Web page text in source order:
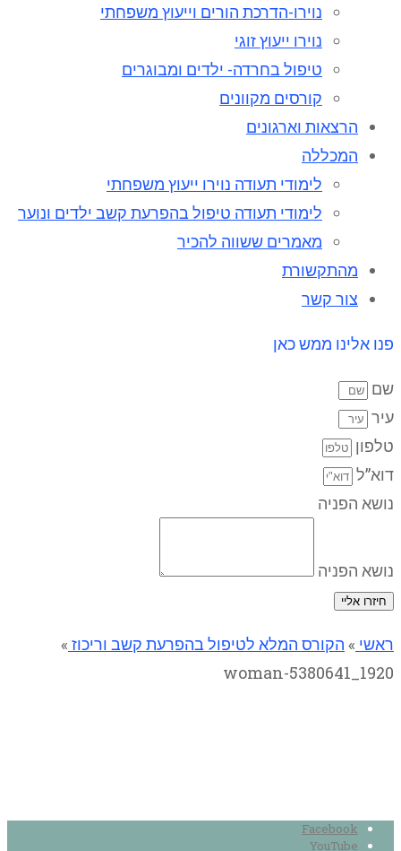
נוירו-הדרכת הורים וייעוץ משפחתי
נוירו ייעוץ זוגי
טיפול בחרדה- ילדים ומבוגרים
קורסים מקוונים
הרצאות וארגונים
המכללה
לימודי תעודה נוירו ייעוץ משפחתי
לימודי תעודה טיפול בהפרעת קשב ילדים ונוער
מאמרים ששווה להכיר
מהתקשורת
צור קשר
פנו אלינו ממש כאן
שם
עיר
טלפון
דוא”ל
נושא הפניה
נושא הפניה
חיזרו אליי
ראשי » הקורס המלא לטיפול בהפרעת קשב וריכוז »
woman-5380641_1920
Facebook
YouTube